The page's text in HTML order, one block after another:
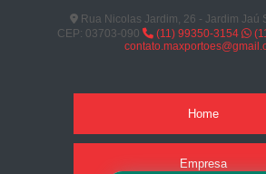
Rua Nicolas Jardim, 26 - Jardim Jaú
CEP: 03703-090
(11) 99350-3154
Home
Empresa